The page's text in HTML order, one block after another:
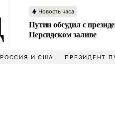
Новость часа
Путин обсудил с
Персидском заливе
РОССИЯ И США ПРЕЗИДЕНТ